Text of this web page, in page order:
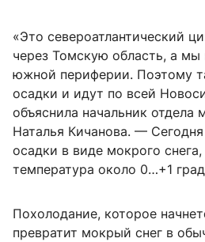
«Это североатлантический
через Томскую область, а мы
южной периферии. Поэтому
осадки и идут по всей
объяснила начальник отдела
Наталья Кичанова. — Сегодня
осадки в виде мокрого
температура около 0…+1
Похолодание, которое
превратит мокрый снег в